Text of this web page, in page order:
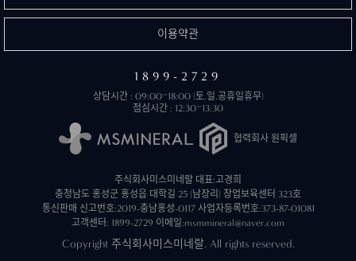
이용약관
1899-2729
상담시간 : 09:00~18:00 (토,일,공휴일휴무)
점심시간 : 12:30~13:30
협력회사 원픽셀
주식회사미스미네랄 대표:고경희
충청남도 홍성군 홍성읍 대학길 25 (남장리) 창업보육센터 323호
통신판매 신고번호:2019-충남홍성-0117 사업자등록번호:373-87-01081
고객센터: 1899-2729 이메일:msmmineral@naver.com
Copyright 주식회사미스미네랄. All rights reserved.